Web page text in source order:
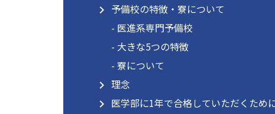
navigate_next 予備校の特徴・寮について
- 医進系専門予備校
- 大きな5つの特徴
- 寮について
navigate_next 理念
navigate_next 医学部に1年で合格していただくため